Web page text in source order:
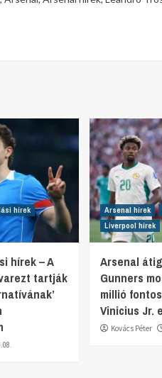
hírek
hírek – A
tartják
Arsenal hírek
Liverpool hírek
Arsenal
Gunners
millió
Vinicius Jr.
Kovács Péter